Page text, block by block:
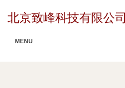
北京致峰科技有限公司
MENU